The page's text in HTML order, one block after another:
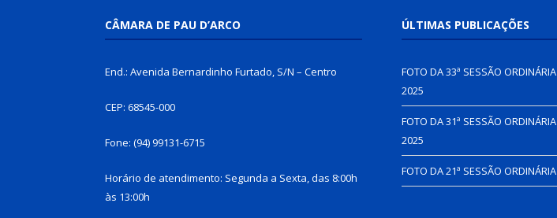
CÂMARA DE PAU D’ARCO
End.: Avenida Bernardinho Furtado, S/N – Centro
CEP: 68545-000
Fone: (94) 99131-6715
Horário de atendimento: Segunda a Sexta, das 8:00h
às 13:00h
ÚLTIMAS PUBLICAÇÕES
FOTO DA 33ª SESSÃO ORDINÁRIA
2025
FOTO DA 31ª SESSÃO ORDINÁRIA
2025
FOTO DA 21ª SESSÃO ORDINÁRIA